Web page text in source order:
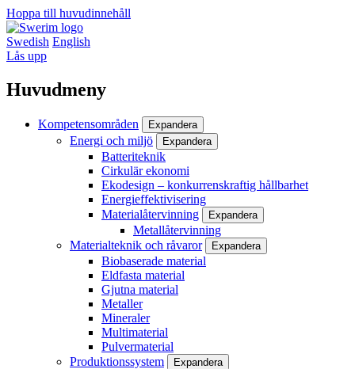
Hoppa till huvudinnehåll
Swedish English
Lås upp
Huvudmeny
Kompetensområden Expandera
Energi och miljö Expandera
Batteriteknik
Cirkulär ekonomi
Ekodesign – konkurrenskraftig hållbarhet
Energieffektivisering
Materialåtervinning
Expandera
Metallåtervinning
Materialteknik och råvaror
Expandera
Biobaserade material
Eldfasta material
Gjutna material
Metaller
Mineraler
Multimaterial
Pulvermaterial
Produktionssystem
Expandera